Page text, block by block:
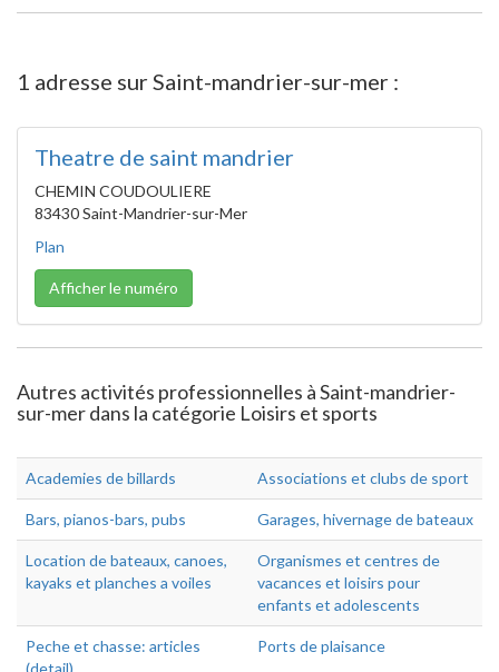
1 adresse sur Saint-mandrier-sur-mer :
Theatre de saint mandrier
CHEMIN COUDOULIERE
83430 Saint-Mandrier-sur-Mer
Plan
Afficher le numéro
Autres activités professionnelles à Saint-mandrier-
sur-mer dans la catégorie Loisirs et sports
Academies de billards Associations et clubs de sport
Bars, pianos-bars, pubs Garages, hivernage de bateaux
Location de bateaux, canoes,
kayaks et planches a voiles
Organismes et centres de
vacances et loisirs pour
enfants et adolescents
Peche et chasse: articles
(detail)
Ports de plaisance